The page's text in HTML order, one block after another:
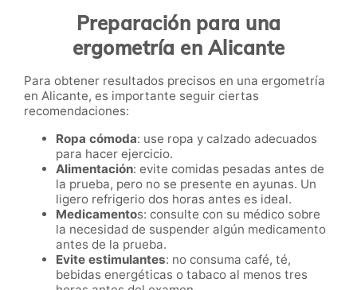
Preparación para una
ergometría en Alicante
Para obtener resultados precisos en una ergometría
en Alicante, es importante seguir ciertas
recomendaciones:
Ropa cómoda: use ropa y calzado adecuados
para hacer ejercicio.
Alimentación: evite comidas pesadas antes de
la prueba, pero no se presente en ayunas. Un
ligero refrigerio dos horas antes es ideal.
Medicamentos: consulte con su médico sobre
la necesidad de suspender algún medicamento
antes de la prueba.
Evite estimulantes: no consuma café, té,
bebidas energéticas o tabaco al menos tres